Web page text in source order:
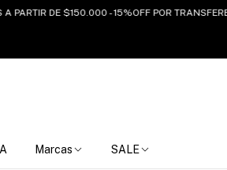
DE $150.000 - 15%OFF POR TRANSFERENCIA
Marcas SALE